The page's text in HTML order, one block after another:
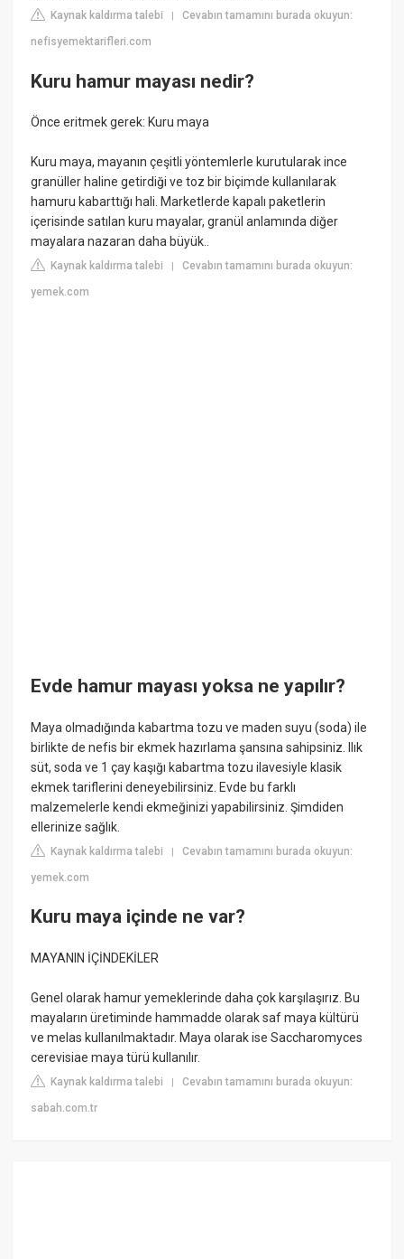
Kaynak kaldırma talebi |Cevabın tamamını burada okuyun:
nefisyemektarifleri.com
Kuru hamur mayası nedir?
Önce eritmek gerek: Kuru maya
Kuru maya, mayanın çeşitli yöntemlerle kurutularak ince
granüller haline getirdiği ve toz bir biçimde kullanılarak
hamuru kabarttığı hali. Marketlerde kapalı paketlerin
içerisinde satılan kuru mayalar, granül anlamında diğer
mayalara nazaran daha büyük..
Kaynak kaldırma talebi |Cevabın tamamını burada okuyun:
yemek.com
Evde hamur mayası yoksa ne yapılır?
Maya olmadığında kabartma tozu ve maden suyu (soda) ile
birlikte de nefis bir ekmek hazırlama şansına sahipsiniz. Ilık
süt, soda ve 1 çay kaşığı kabartma tozu ilavesiyle klasik
ekmek tariflerini deneyebilirsiniz. Evde bu farklı
malzemelerle kendi ekmeğinizi yapabilirsiniz. Şimdiden
ellerinize sağlık.
Kaynak kaldırma talebi |Cevabın tamamını burada okuyun:
yemek.com
Kuru maya içinde ne var?
MAYANIN İÇİNDEKİLER
Genel olarak hamur yemeklerinde daha çok karşılaşırız. Bu
mayaların üretiminde hammadde olarak saf maya kültürü
ve melas kullanılmaktadır. Maya olarak ise Saccharomyces
cerevisiae maya türü kullanılır.
Kaynak kaldırma talebi |Cevabın tamamını burada okuyun:
sabah.com.tr